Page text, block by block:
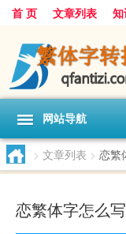
首 页 文章列表
网站导航
> 文章列表 > 恋繁
恋繁体字怎么写